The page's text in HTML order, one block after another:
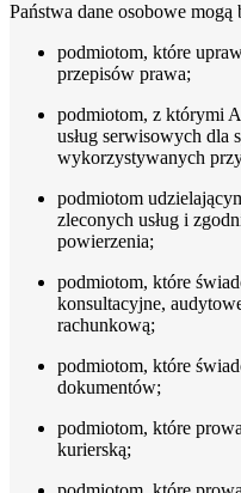
Państwa dane osobowe
podmiotom, które
przepisów prawa;
podmiotom, z którymi
usług serwisowych dla
wykorzystywanych
podmiotom
zleconych usług i
powierzenia;
podmiotom, które
konsultacyjne,
rachunkową;
podmiotom, które
dokumentów;
podmiotom, które
kurierską;